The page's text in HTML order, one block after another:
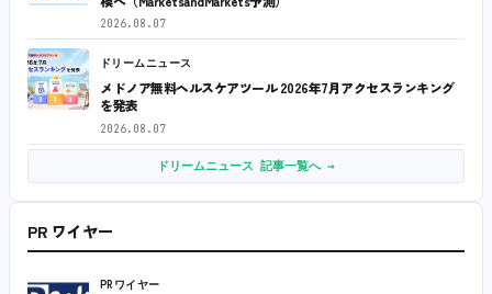
2026.08.07
ドリームニュース
メドノア無料ヘルスケアツール 2026年7月アクセスランキング
を発表
2026.08.07
ドリームニュース 記事一覧へ →
PR ワイヤー
PRワイヤー